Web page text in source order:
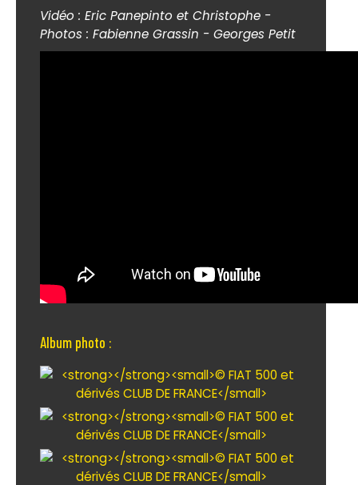
Vidéo : Eric Panepinto et Christophe -
Photos : Fabienne Grassin - Georges Petit
Album photo :